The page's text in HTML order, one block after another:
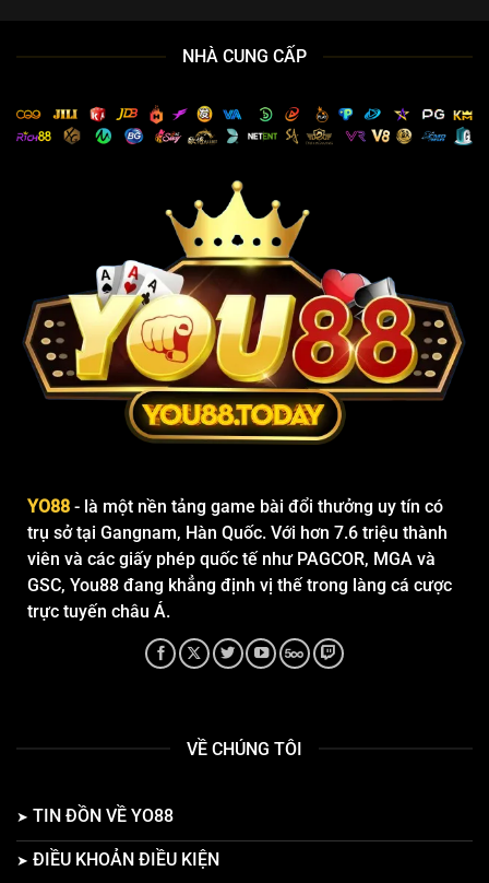
NHÀ CUNG CẤP
YO88 - là một nền tảng game bài đổi thưởng uy tín có
trụ sở tại Gangnam, Hàn Quốc. Với hơn 7.6 triệu thành
viên và các giấy phép quốc tế như PAGCOR, MGA và
GSC, You88 đang khẳng định vị thế trong làng cá cược
trực tuyến châu Á.
VỀ CHÚNG TÔI
TIN ĐỒN VỀ YO88
ĐIỀU KHOẢN ĐIỀU KIỆN